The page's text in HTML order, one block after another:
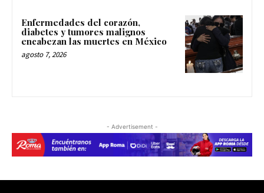
Enfermedades del corazón,
diabetes y tumores malignos
encabezan las muertes en México
agosto 7, 2026
- Advertisement -